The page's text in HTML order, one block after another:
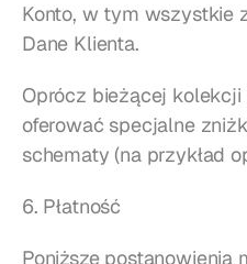
Konto, w tym wszystkie
Dane Klienta.
Oprócz bieżącej
oferować specjalne
schematy (na przykład
6. Płatność
Poniższe postanowienia